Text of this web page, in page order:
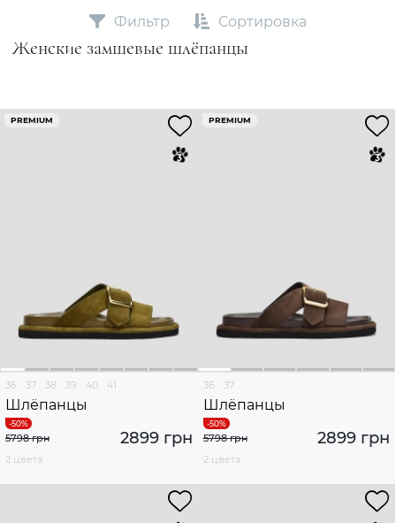
Женские замшевые шлёпанцы
Фильтр Сортировка
PREMIUM
36 37 38 39 40 41
Шлёпанцы
2899 грн
5798 грн
2 цвета
PREMIUM
36 37
Шлёпанцы
2899 грн
5798 грн
2 цвета